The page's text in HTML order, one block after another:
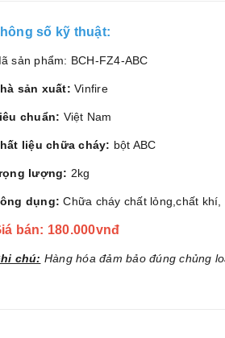
số kỹ thuật:
sản phẩm: BCH-FZ4-ABC
sản xuất: Vinfire
chuẩn: Việt Nam
liệu chữa cháy: bột ABC
lượng: 2kg
dụng:Chữa cháy chất lỏng,chất khí,
bán: 180.000vnđ
chú: Hàng hóa đảm bảo đúng chủng